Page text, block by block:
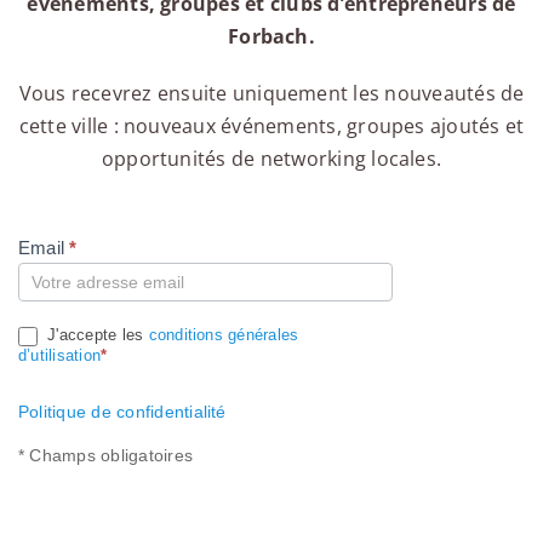
Forbach.
Vous recevrez ensuite uniquement les nouveautés de
cette ville : nouveaux événements, groupes ajoutés et
opportunités de networking locales.
Compte
Email*
J'accepte les conditions générales
d’utilisation*
Politique de confidentialité
* Champs obligatoires